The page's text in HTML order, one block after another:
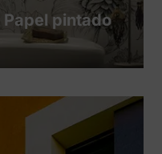
Papel pintado